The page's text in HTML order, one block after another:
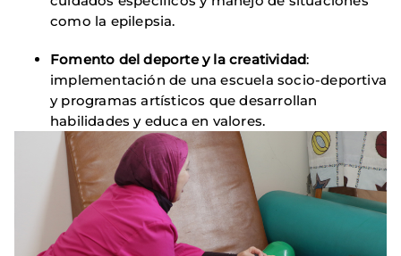
como la epilepsia.
Fomento del deporte y la creatividad:
implementación de una escuela socio-deportiva
y programas artísticos que desarrollan
habilidades y educa en valores.